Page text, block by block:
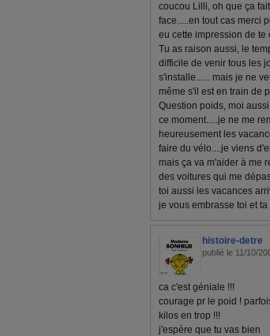
coucou Lilli, oh que ça
face.....en tout cas merci
eu cette impression de te
Tu as raison aussi, le
difficile de venir tous les
s'installe...... mais je ne
même s'il est en train de
Question poids, moi
ce moment.....je ne me
heureusement les
faire du vélo....je viens
mais ça va m'aider à me
des voitures qui me
toi aussi les vacances
je vous embrasse toi et
histoire-detre
publié le 11/10/
ca c'est géniale !!!
courage pr le poid !
kilos en trop !!!
j'espère que tu vas bien